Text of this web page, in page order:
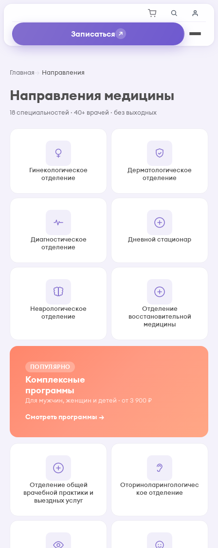
Записаться
Главная Направления
Направления медицины
18 специальностей · 40+ врачей · без выходных
Гинекологическое
отделение
Дерматологическое
отделение
Диагностическое
отделение
Дневной стационар
Неврологическое
отделение
Отделение
восстановительной
медицины
ПОПУЛЯРНО
Комплексные
программы
Для мужчин, женщин и детей · от 3 900 ₽
Смотреть программы →
Отделение общей
врачебной практики и
выездных услуг
Оториноларингологичес
кое отделение